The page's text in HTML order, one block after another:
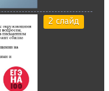
2 слайд